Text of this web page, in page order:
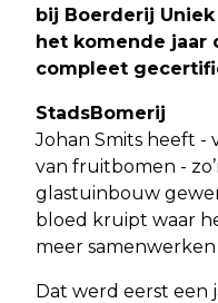
bij Boerderij
het komende jaar
compleet
StadsBomerij
Johan Smits heeft -
van fruitbomen -
glastuinbouw
bloed kruipt waar
meer
Dat werd eerst